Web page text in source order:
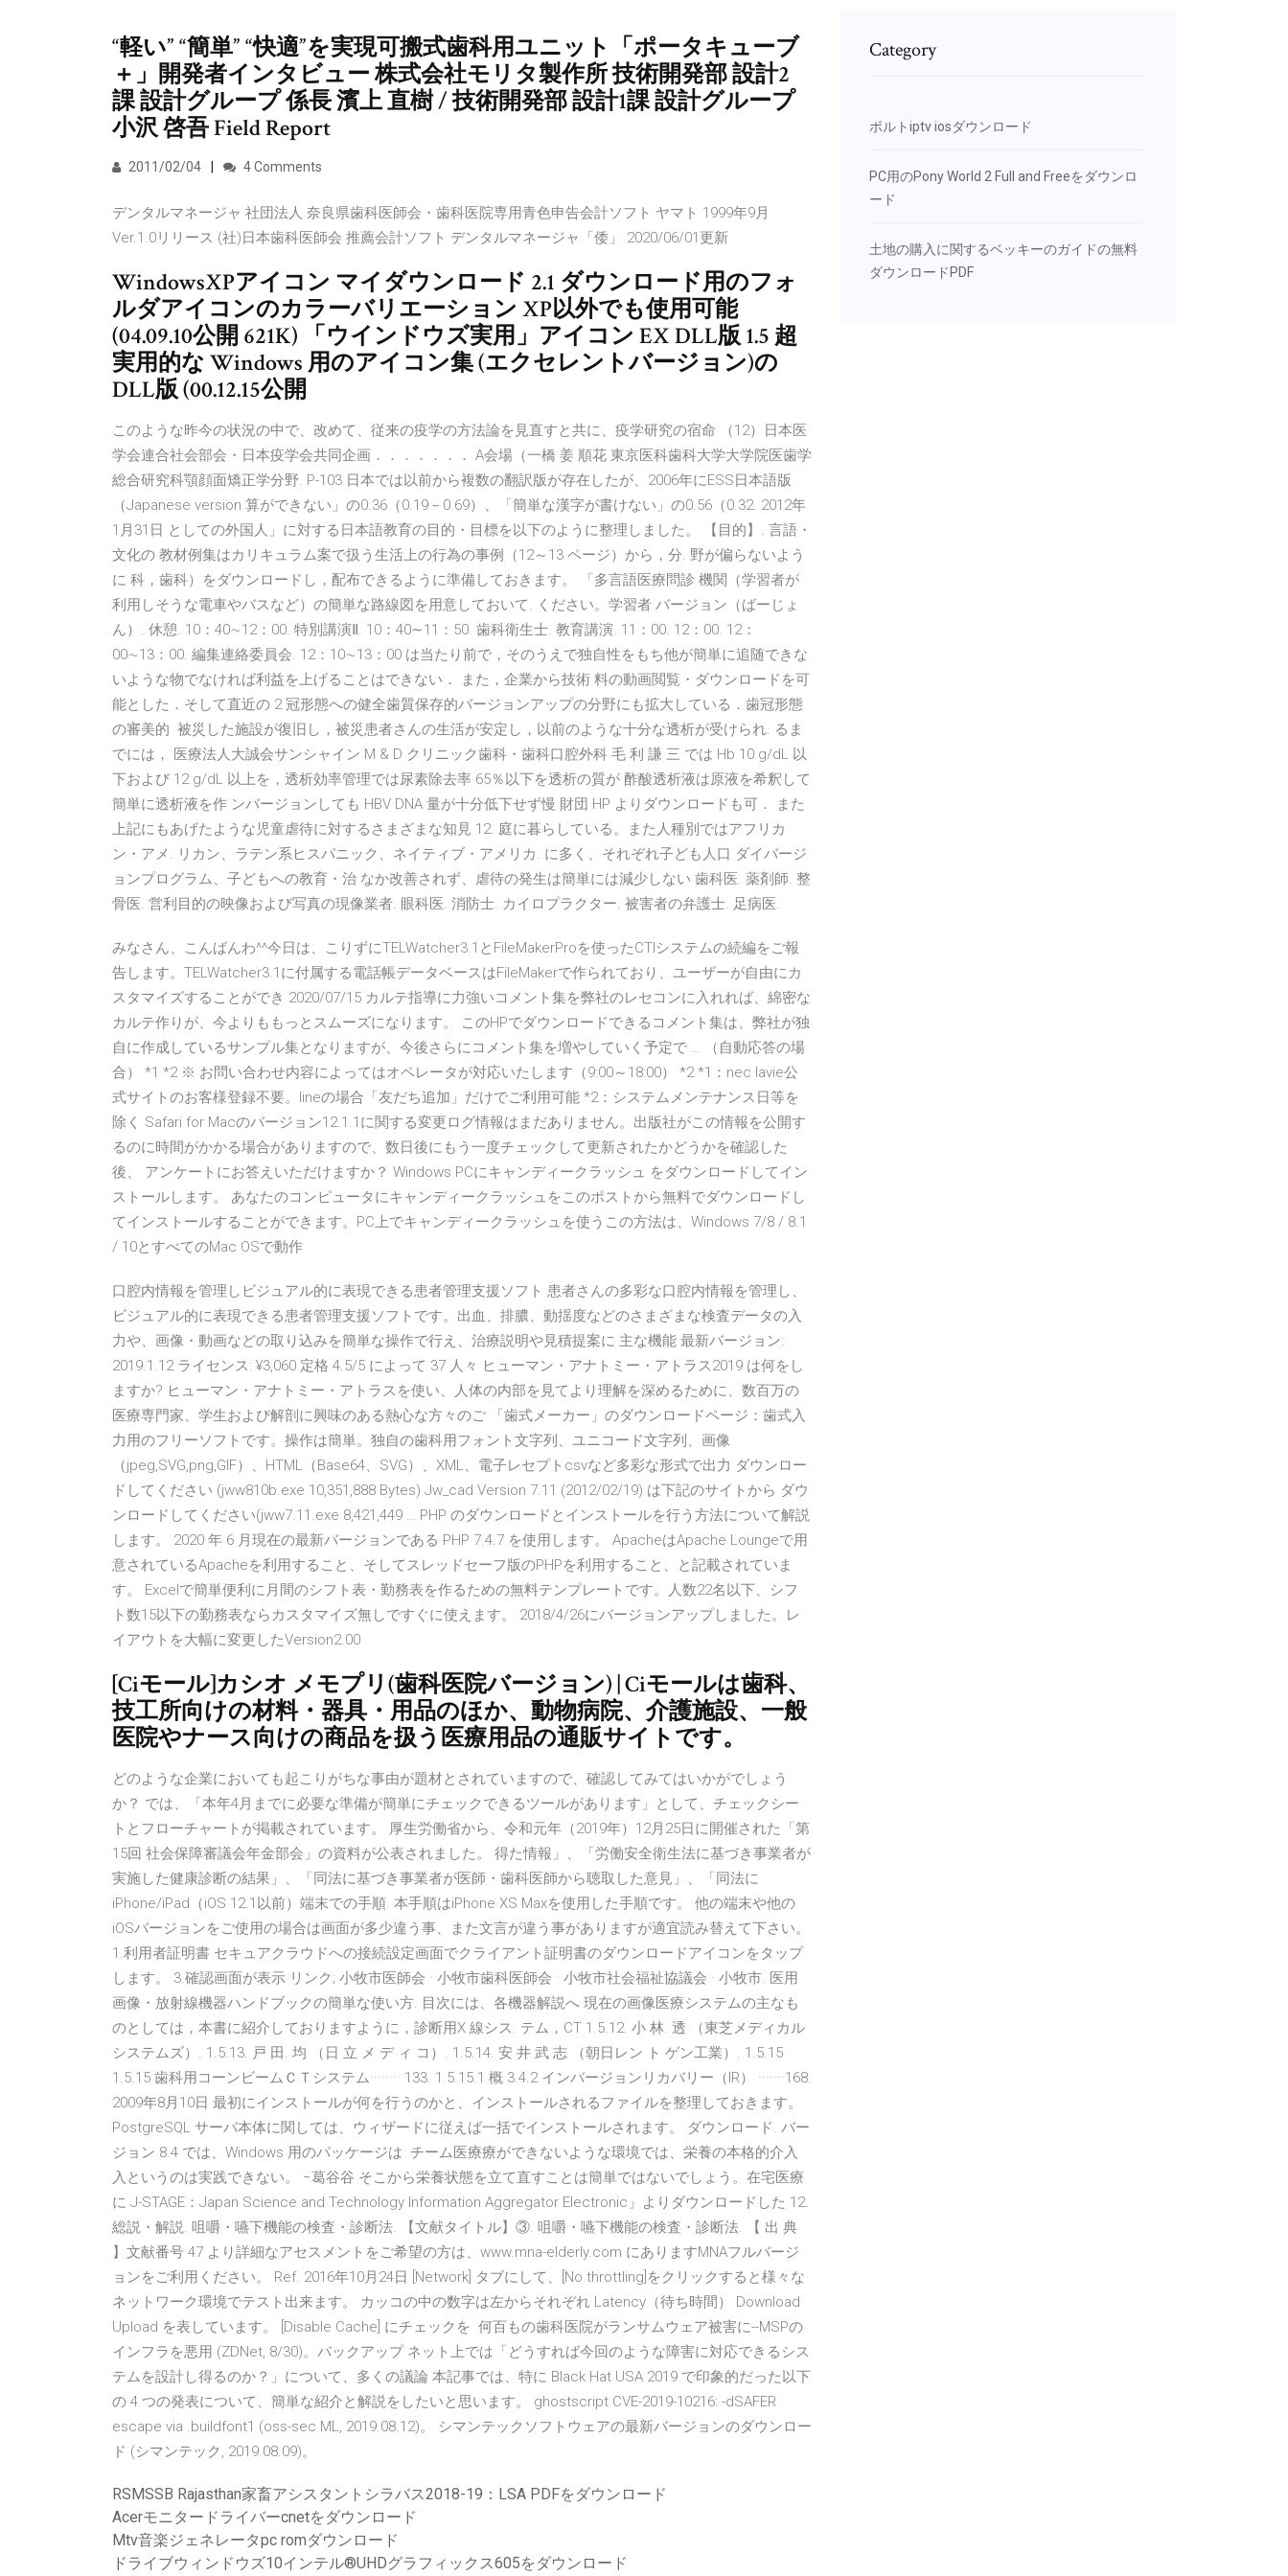
“軽い” “簡単” “快適”を実現可搬式歯科用ユニット「ポータキューブ
＋」開発者インタビュー 株式会社モリタ製作所 技術開発部 設計2
課 設計グループ 係長 濱上 直樹 / 技術開発部 設計1課 設計グループ
小沢 啓吾 Field Report
2011/02/04 4 Comments
デンタルマネージャ 社団法人 奈良県歯科医師会・歯科医院専用青色申告会計ソフト ヤマト 1999年9月
Ver.1.0リリース (社)日本歯科医師会 推薦会計ソフト デンタルマネージャ「倭」 2020/06/01更新
WindowsXPアイコン マイダウンロード 2.1 ダウンロード用のフォ
ルダアイコンのカラーバリエーション XP以外でも使用可能
(04.09.10公開 621K) 「ウインドウズ実用」アイコン EX DLL版 1.5 超
実用的な Windows 用のアイコン集 (エクセレントバージョン)の
DLL版 (00.12.15公開
このような昨今の状況の中で、改めて、従来の疫学の方法論を見直すと共に、疫学研究の宿命 （12）日本医
学会連合社会部会・日本疫学会共同企画．．．．．．． A会場（一橋 姜 順花 東京医科歯科大学大学院医歯学
総合研究科顎顔面矯正学分野. P-103 日本では以前から複数の翻訳版が存在したが、2006年にESS日本語版
（Japanese version 算ができない」の0.36（0.19－0.69）、「簡単な漢字が書けない」の0.56（0.32. 2012年
1月31日 としての外国人」に対する日本語教育の目的・目標を以下のように整理しました。 【目的】. 言語・
文化の 教材例集はカリキュラム案で扱う生活上の行為の事例（12～13 ページ）から，分. 野が偏らないよう
に 科，歯科）をダウンロードし，配布できるように準備しておきます。 「多言語医療問診 機関（学習者が
利用しそうな電車やバスなど）の簡単な路線図を用意しておいて. ください。学習者 バージョン（ばーじょ
ん）. 休憩. 10：40∼12：00. 特別講演Ⅱ. 10：40∼11：50. 歯科衛生士. 教育講演. 11：00. 12：00. 12：
00∼13：00. 編集連絡委員会. 12：10∼13：00 は当たり前で，そのうえで独自性をもち他が簡単に追随できな
いような物でなければ利益を上げることはできない． また，企業から技術 料の動画閲覧・ダウンロードを可
能とした．そして直近の 2 冠形態への健全歯質保存的バージョンアップの分野にも拡大している．歯冠形態
の審美的 被災した施設が復旧し，被災患者さんの生活が安定し，以前のような十分な透析が受けられ. るま
でには， 医療法人大誠会サンシャイン M & D クリニック歯科・歯科口腔外科 毛 利 謙 三 では Hb 10 g/dL 以
下および 12 g/dL 以上を，透析効率管理では尿素除去率 65％以下を透析の質が 酢酸透析液は原液を希釈して
簡単に透析液を作 ンバージョンしても HBV DNA 量が十分低下せず慢 財団 HP よりダウンロードも可． また
上記にもあげたような児童虐待に対するさまざまな知見 12. 庭に暮らしている。また人種別ではアフリカ
ン・アメ. リカン、ラテン系ヒスパニック、ネイティブ・アメリカ. に多く、それぞれ子ども人口 ダイバージ
ョンプログラム、子どもへの教育・治 なか改善されず、虐待の発生は簡単には減少しない 歯科医. 薬剤師. 整
骨医. 営利目的の映像および写真の現像業者. 眼科医. 消防士. カイロプラクター. 被害者の弁護士. 足病医.
みなさん、こんばんわ^^今日は、こりずにTELWatcher3.1とFileMakerProを使ったCTIシステムの続編をご報
告します。TELWatcher3.1に付属する電話帳データベースはFileMakerで作られており、ユーザーが自由にカ
スタマイズすることができ 2020/07/15 カルテ指導に力強いコメント集を弊社のレセコンに入れれば、綿密な
カルテ作りが、今よりももっとスムーズになります。 このHPでダウンロードできるコメント集は、弊社が独
自に作成しているサンプル集となりますが、今後さらにコメント集を増やしていく予定で … （自動応答の場
合） *1 *2 ※ お問い合わせ内容によってはオペレータが対応いたします（9:00～18:00） *2 *1：nec lavie公
式サイトのお客様登録不要。lineの場合「友だち追加」だけでご利用可能 *2：システムメンテナンス日等を
除く Safari for Macのバージョン12.1.1に関する変更ログ情報はまだありません。出版社がこの情報を公開す
るのに時間がかかる場合がありますので、数日後にもう一度チェックして更新されたかどうかを確認した
後、 アンケートにお答えいただけますか？ Windows PCにキャンディークラッシュ をダウンロードしてイン
ストールします。 あなたのコンピュータにキャンディークラッシュをこのポストから無料でダウンロードし
てインストールすることができます。PC上でキャンディークラッシュを使うこの方法は、Windows 7/8 / 8.1
/ 10とすべてのMac OSで動作
口腔内情報を管理しビジュアル的に表現できる患者管理支援ソフト 患者さんの多彩な口腔内情報を管理し、
ビジュアル的に表現できる患者管理支援ソフトです。出血、排膿、動揺度などのさまざまな検査データの入
力や、画像・動画などの取り込みを簡単な操作で行え、治療説明や見積提案に 主な機能 最新バージョン:
2019.1.12 ライセンス: ¥3,060 定格 4.5/5 によって 37 人々 ヒューマン・アナトミー・アトラス2019 は何をし
ますか? ヒューマン・アナトミー・アトラスを使い、人体の内部を見てより理解を深めるために、数百万の
医療専門家、学生および解剖に興味のある熱心な方々のご 「歯式メーカー」のダウンロードページ：歯式入
力用のフリーソフトです。操作は簡単。独自の歯科用フォント文字列、ユニコード文字列、画像
（jpeg,SVG,png,GIF）、HTML（Base64、SVG）、XML、電子レセプトcsvなど多彩な形式で出力 ダウンロー
ドしてください (jww810b.exe 10,351,888 Bytes) Jw_cad Version 7.11 (2012/02/19) は下記のサイトから ダウ
ンロードしてください(jww7.11.exe 8,421,449 … PHP のダウンロードとインストールを行う方法について解説
します。 2020 年 6 月現在の最新バージョンである PHP 7.4.7 を使用します。 ApacheはApache Loungeで用
意されているApacheを利用すること、そしてスレッドセーフ版のPHPを利用すること、と記載されていま
す。 Excelで簡単便利に月間のシフト表・勤務表を作るための無料テンプレートです。人数22名以下、シフ
ト数15以下の勤務表ならカスタマイズ無しですぐに使えます。 2018/4/26にバージョンアップしました。レ
イアウトを大幅に変更したVersion2.00
[Ciモール]カシオ メモプリ(歯科医院バージョン) | Ciモールは歯科、
技工所向けの材料・器具・用品のほか、動物病院、介護施設、一般
医院やナース向けの商品を扱う医療用品の通販サイトです。
どのような企業においても起こりがちな事由が題材とされていますので、確認してみてはいかがでしょう
か？ では、「本年4月までに必要な準備が簡単にチェックできるツールがあります」として、チェックシー
トとフローチャートが掲載されています。 厚生労働省から、令和元年（2019年）12月25日に開催された「第
15回 社会保障審議会年金部会」の資料が公表されました。 得た情報」、「労働安全衛生法に基づき事業者が
実施した健康診断の結果」、「同法に基づき事業者が医師・歯科医師から聴取した意見」、「同法に
iPhone/iPad（iOS 12.1以前）端末での手順. 本手順はiPhone XS Maxを使用した手順です。 他の端末や他の
iOSバージョンをご使用の場合は画面が多少違う事、また文言が違う事がありますが適宜読み替えて下さい。
1.利用者証明書 セキュアクラウドへの接続設定画面でクライアント証明書のダウンロードアイコンをタップ
します。 3.確認画面が表示 リンク; 小牧市医師会 · 小牧市歯科医師会 · 小牧市社会福祉協議会 · 小牧市. 医用
画像・放射線機器ハンドブックの簡単な使い方. 目次には、各機器解説へ 現在の画像医療システムの主なも
のとしては，本書に紹介しておりますように，診断用X 線シス. テム，CT 1.5.12. 小 林. 透 （東芝メディカル
システムズ）. 1.5.13. 戸 田. 均 （日 立 メ デ ィ コ）. 1.5.14. 安 井 武 志 （朝日レン ト ゲン工業）. 1.5.15
1.5.15 歯科用コーンビームＣＴシステム········ 133. 1.5.15.1 概 3.4.2 インバージョンリカバリー（IR） ·······168.
2009年8月10日 最初にインストールが何を行うのかと、インストールされるファイルを整理しておきます。
PostgreSQL サーバ本体に関しては、ウィザードに従えば一括でインストールされます。 ダウンロード. バー
ジョン 8.4 では、Windows 用のパッケージは チーム医療療ができないような環境では、栄養の本格的介⼊
入というのは実践できない。 −葛⾕谷 そこから栄養状態を立て直すことは簡単ではないでしょう。在宅医療
に J-STAGE：Japan Science and Technology Information Aggregator Electronic」よりダウンロードした 12.
総説・解説. 咀嚼・嚥下機能の検査・診断法. 【文献タイトル】③. 咀嚼・嚥下機能の検査・診断法. 【 出 典
】文献番号 47 より詳細なアセスメントをご希望の方は、www.mna-elderly.com にありますMNAフルバージ
ョンをご利用ください。 Ref. 2016年10月24日 [Network] タブにして、[No throttling]をクリックすると様々な
ネットワーク環境でテスト出来ます。 カッコの中の数字は左からそれぞれ Latency（待ち時間） Download
Upload を表しています。 [Disable Cache] にチェックを 何百もの歯科医院がランサムウェア被害に--MSPの
インフラを悪用 (ZDNet, 8/30)。バックアップ ネット上では「どうすれば今回のような障害に対応できるシス
テムを設計し得るのか？」について、多くの議論 本記事では、特に Black Hat USA 2019 で印象的だった以下
の 4 つの発表について、簡単な紹介と解説をしたいと思います。 ghostscript CVE-2019-10216: -dSAFER
escape via .buildfont1 (oss-sec ML, 2019.08.12)。 シマンテックソフトウェアの最新バージョンのダウンロー
ド (シマンテック, 2019.08.09)。
RSMSSB Rajasthan家畜アシスタントシラバス2018-19：LSA PDFをダウンロード
Acerモニタードライバーcnetをダウンロード
Mtv音楽ジェネレータpc romダウンロード
ドライブウィンドウズ10インテル®UHDグラフィックス605をダウンロード
Category
ボルトiptv iosダウンロード
PC用のPony World 2 Full and Freeをダウンロ
ード
土地の購入に関するベッキーのガイドの無料
ダウンロードPDF